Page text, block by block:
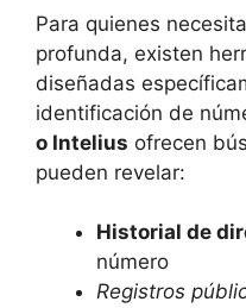
Para quienes
profunda, existen
diseñadas
identificación de
o Intelius ofrecen
pueden revelar:
Historial de
número
Registros